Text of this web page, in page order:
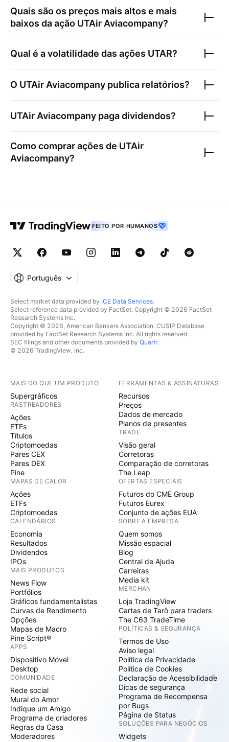
Quais são os preços mais altos e mais
baixos da ação UTAir Aviacompany?
Qual é a volatilidade das ações UTAR?
O UTAir Aviacompany publica relatórios?
UTAir Aviacompany paga dividendos?
Como comprar ações de UTAir
Aviacompany?
FEITO POR HUMANOS
Português
Select market data provided by ICE Data Services.
Select reference data provided by FactSet. Copyright © 2026 FactSet
Research Systems Inc.
Copyright © 2026, American Bankers Association. CUSIP Database
provided by FactSet Research Systems Inc. All rights reserved.
SEC filings and other documents provided by Quartr.
© 2026 TradingView, Inc.
MAIS DO QUE UM PRODUTO
Supergráficos
RASTREADORES
Ações
ETFs
Títulos
Criptomoedas
Pares CEX
Pares DEX
Pine
MAPAS DE CALOR
Ações
ETFs
Criptomoedas
CALENDÁRIOS
Economia
Resultados
Dividendos
IPOs
MAIS PRODUTOS
News Flow
Portfólios
Gráficos fundamentalistas
Curvas de Rendimento
Opções
Mapas de Macro
Pine Script®
APPS
Dispositivo Móvel
Desktop
COMUNIDADE
Rede social
Mural do Amor
Indique um Amigo
Programa de criadores
Regras da Casa
Moderadores
FERRAMENTAS & ASSINATURAS
Recursos
Preços
Dados de mercado
Planos de presentes
TRADE
Visão geral
Corretoras
Comparação de corretoras
The Leap
OFERTAS ESPECIAIS
Futuros do CME Group
Futuros Eurex
Conjunto de ações EUA
SOBRE A EMPRESA
Quem somos
Missão espacial
Blog
Central de Ajuda
Carreiras
Media kit
MERCHAN
Loja TradingView
Cartas de Tarô para traders
The C63 TradeTime
POLÍTICAS & SEGURANÇA
Termos de Uso
Aviso legal
Política de Privacidade
Política de Cookies
Declaração de Acessibilidade
Dicas de segurança
Programa de Recompensa
por Bugs
Página de Status
SOLUÇÕES PARA NEGÓCIOS
Widgets